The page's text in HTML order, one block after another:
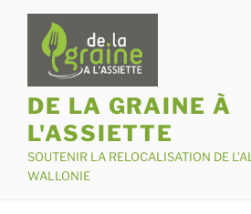
Aller
contenu
principal
DE LA GRAINE À
L'ASSIETTE
SOUTENIR LA RELOCALISATION DE
WALLONIE